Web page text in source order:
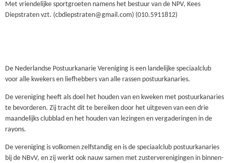
Met vriendelijke sportgroeten namens het bestuur van de NPV, Kees
Diepstraten vzt. (cbdiepstraten@gmail.com) (010.5911812)
De Nederlandse Postuurkanarie Vereniging is een landelijke speciaalclub
voor alle kwekers en liefhebbers van alle rassen postuurkanaries.
De vereniging heeft als doel het houden van en kweken met postuurkanaries
te bevorderen. Zij tracht dit te bereiken door het uitgeven van een drie
maandelijks clubblad en het houden van lezingen en vergaderingen in de
rayons.
De vereniging is volkomen zelfstandig en is de speciaalclub postuurkanaries
bij de NBvV, en zij werkt ook nauw samen met zusterverenigingen in binnen-